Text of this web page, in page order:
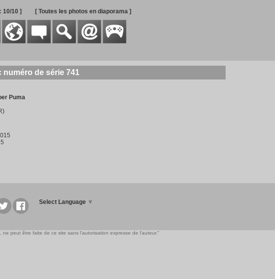
10/10 ] [ Toutes les photos en diaporama ]
numéro de série 741
Puma
Select Language ▼
peut être faite de ce site sans l'autorisation expresse de l'auteur."